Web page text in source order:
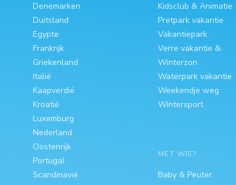
Denemarken
Duitsland
Egypte
Frankrijk
Griekenland
Italië
Kaapverdië
Kroatië
Luxemburg
Nederland
Oostenrijk
Portugal
Scandinavië
Kidsclub & Animatie
Pretpark vakantie
Vakantiepark
Verre vakantie &
Winterzon
Waterpark vakantie
Weekendje weg
Wintersport
MET WIE?
Baby & Peuter